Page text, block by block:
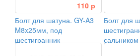
110 р
Болт для шатуна. GY-A3
M8x25мм, под
шестигранник
Болт для